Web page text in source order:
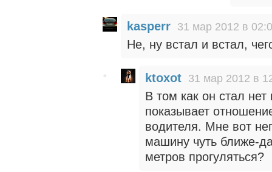
kasperr 31 мар 2012 в
Не, ну встал и встал,
ktoxot 31 мар 2012 в
В том как он стал нет
показывает
водителя. Мне вот
машину чуть ближе-
метров прогуляться?